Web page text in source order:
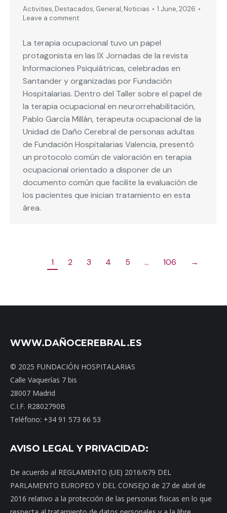
Activities, Destacados, General, Noticias
1 June, 2026
Leave a comment
La terapia ocupacional tuvo un papel
protagonista en las IX Jornadas de la revista
Informaciones Psiquiátricas, celebradas en
Santander y organizadas por Fundación
Hospitalarias. Dentro del Taller sobre el papel de
la terapia ocupacional en neurorrehabilitación,
Pablo García Millán, terapeuta ocupacional de la
Unidad de Daño Cerebral de personas adultas
de Fundación Hospitalarias Valencia, presentó
un protocolo común de valoración en terapia
ocupacional orientado a disponer de un
documento común que facilite la evaluación de
los pacientes que inician tratamiento en esta
área.
1 2 3 4 5 … 106 →
WWW.DAÑOCEREBRAL.ES
© 2025 FUNDACIÓN HOSPITALARIAS
Calle Vaquerías 7 bis
28007 Madrid
C.I.F. R2802790B
Teléfono: +34 91 573 66 53
AVISO LEGAL Y PRIVACIDAD:
De acuerdo al REGLAMENTO (UE) 2016/679 DEL
PARLAMENTO EUROPEO Y DEL CONSEJO de 27 de abril de
2016 relativo a la protección de las personas físicas en lo que